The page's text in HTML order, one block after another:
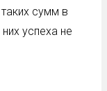
сумм в
успеха не